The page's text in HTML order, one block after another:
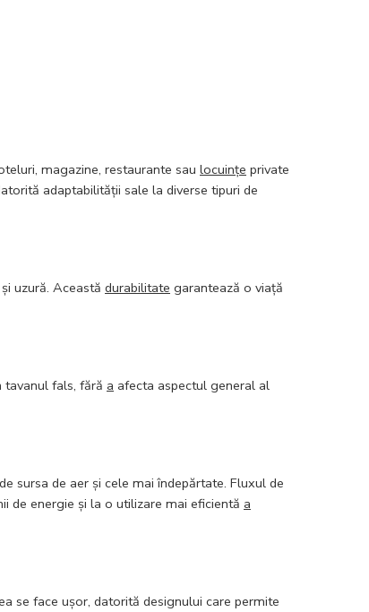
magazine, restaurante sau locuințe private
adaptabilității sale la diverse tipuri de
uzură. Această durabilitate garantează o viață
fals, fără a afecta aspectul general al
sursa de aer și cele mai îndepărtate. Fluxul de
de energie și la o utilizare mai eficientă a
se face ușor, datorită designului care permite